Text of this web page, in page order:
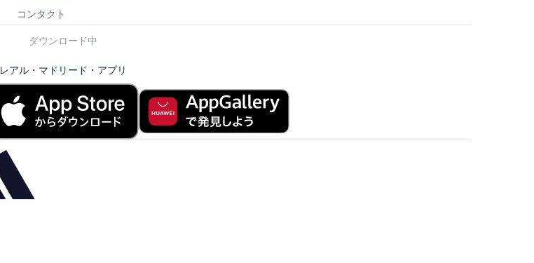
コンタクト
ダウンロード中
レアル・マドリード・アプリ